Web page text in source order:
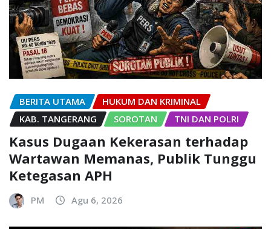
BERITA UTAMA
HUKUM DAN KRIMINAL
KAB. TANGERANG
SOROTAN TNI DAN POLRI
Kasus Dugaan Kekerasan terhadap
Wartawan Memanas, Publik Tunggu
Ketegasan APH
PM Agu 6, 2026